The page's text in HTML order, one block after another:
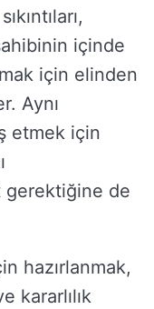
içinde
için elinden
Aynı
etmek için
gerektiğine de
hazırlanmak,
kararlılık